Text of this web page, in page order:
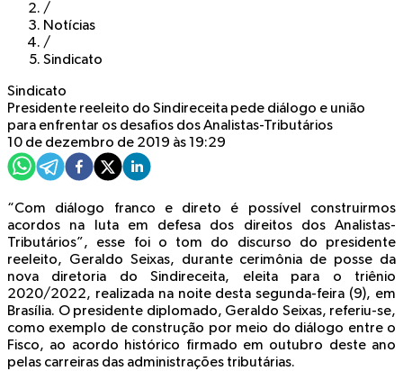
/
Notícias
/
Sindicato
Sindicato
Presidente reeleito do Sindireceita pede diálogo e união
para enfrentar os desafios dos Analistas-Tributários
10 de dezembro de 2019 às 19:29
“Com diálogo franco e direto é possível construirmos
acordos na luta em defesa dos direitos dos Analistas-
Tributários”, esse foi o tom do discurso do presidente
reeleito, Geraldo Seixas, durante cerimônia de posse da
nova diretoria do Sindireceita, eleita para o triênio
2020/2022, realizada na noite desta segunda-feira (9), em
Brasília. O presidente diplomado, Geraldo Seixas, referiu-se,
como exemplo de construção por meio do diálogo entre o
Fisco, ao acordo histórico firmado em outubro deste ano
pelas carreiras das administrações tributárias.